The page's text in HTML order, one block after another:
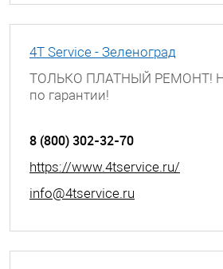
4T Service - Зеленоград
ТОЛЬКО ПЛАТНЫЙ РЕМОНТ!
по гарантии!
8 (800) 302-32-70
https://www.4tservice.ru/
info@4tservice.ru